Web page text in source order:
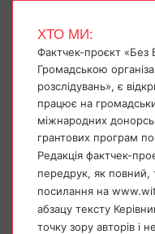
ХТО МИ:
Фактчек-проєкт «Без
Громадською
розслідувань», є
працює на
міжнародних
грантових програм
Редакція фактчек-
передрук, як повний,
посилання на
абзацу тексту
точку зору авторів і